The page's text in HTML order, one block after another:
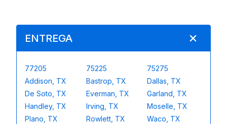
ENTREGA
77205 75225
75275
Addison, TX
Bastrop, TX
Dallas, TX
De Soto, TX
Everman, TX
Garland, TX
Handley, TX
Irving, TX
Moselle, TX
Plano, TX
Rowlett, TX
Waco, TX